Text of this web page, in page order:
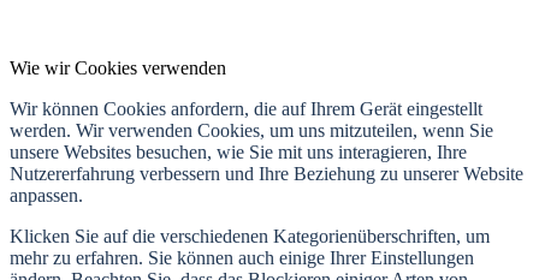
Wie wir Cookies verwenden
Wir können Cookies anfordern, die auf Ihrem Gerät eingestellt
werden. Wir verwenden Cookies, um uns mitzuteilen, wenn Sie
unsere Websites besuchen, wie Sie mit uns interagieren, Ihre
Nutzererfahrung verbessern und Ihre Beziehung zu unserer Website
anpassen.
Klicken Sie auf die verschiedenen Kategorienüberschriften, um
mehr zu erfahren. Sie können auch einige Ihrer Einstellungen